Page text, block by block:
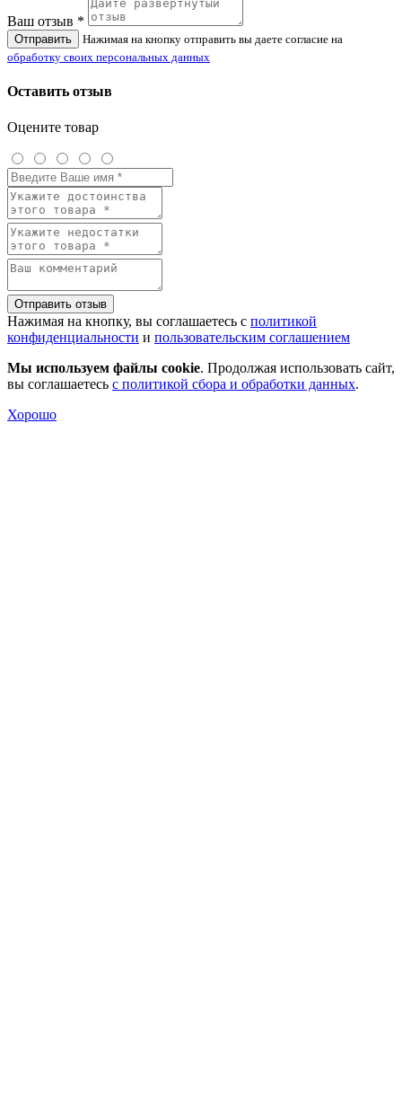
Ваш отзыв *
Отправить
Нажимая на кнопку отправить вы даете согласие на
обработку своих персональных данных
Оставить отзыв
Оцените товар
Отправить отзыв
Нажимая на кнопку, вы соглашаетесь с политикой
конфиденциальности и пользовательским соглашением
Мы используем файлы cookie. Продолжая использовать сайт,
вы соглашаетесь с политикой сбора и обработки данных.
Хорошо